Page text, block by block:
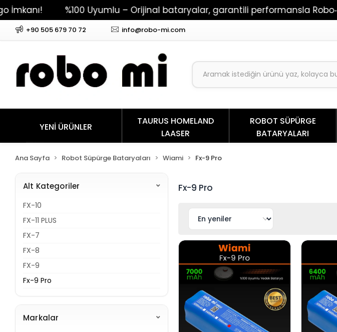
%100 Uyumlu – Orijinal bataryalar, garantili performansla
+90 505 679 70 72 info@robo-mi.com
YENİ ÜRÜNLER
TAURUS HOMELAND
LAASER
ROBOT SÜPÜRGE
BATARYALARI
Ana Sayfa Robot Süpürge Bataryaları Wiami Fx-9 Pro
Alt Kategoriler
FX-10
FX-11 PLUS
FX-7
FX-8
FX-9
Fx-9 Pro
Markalar
Fx-9 Pro